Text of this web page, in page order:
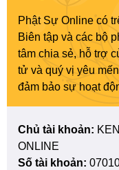
Phật Sự Online có
Biên tập và các bộ
tâm chia sẻ, hỗ trợ
tử và quý vị yêu
đảm bảo sự hoạt
Chủ tài khoản:
ONLINE
Số tài khoản: